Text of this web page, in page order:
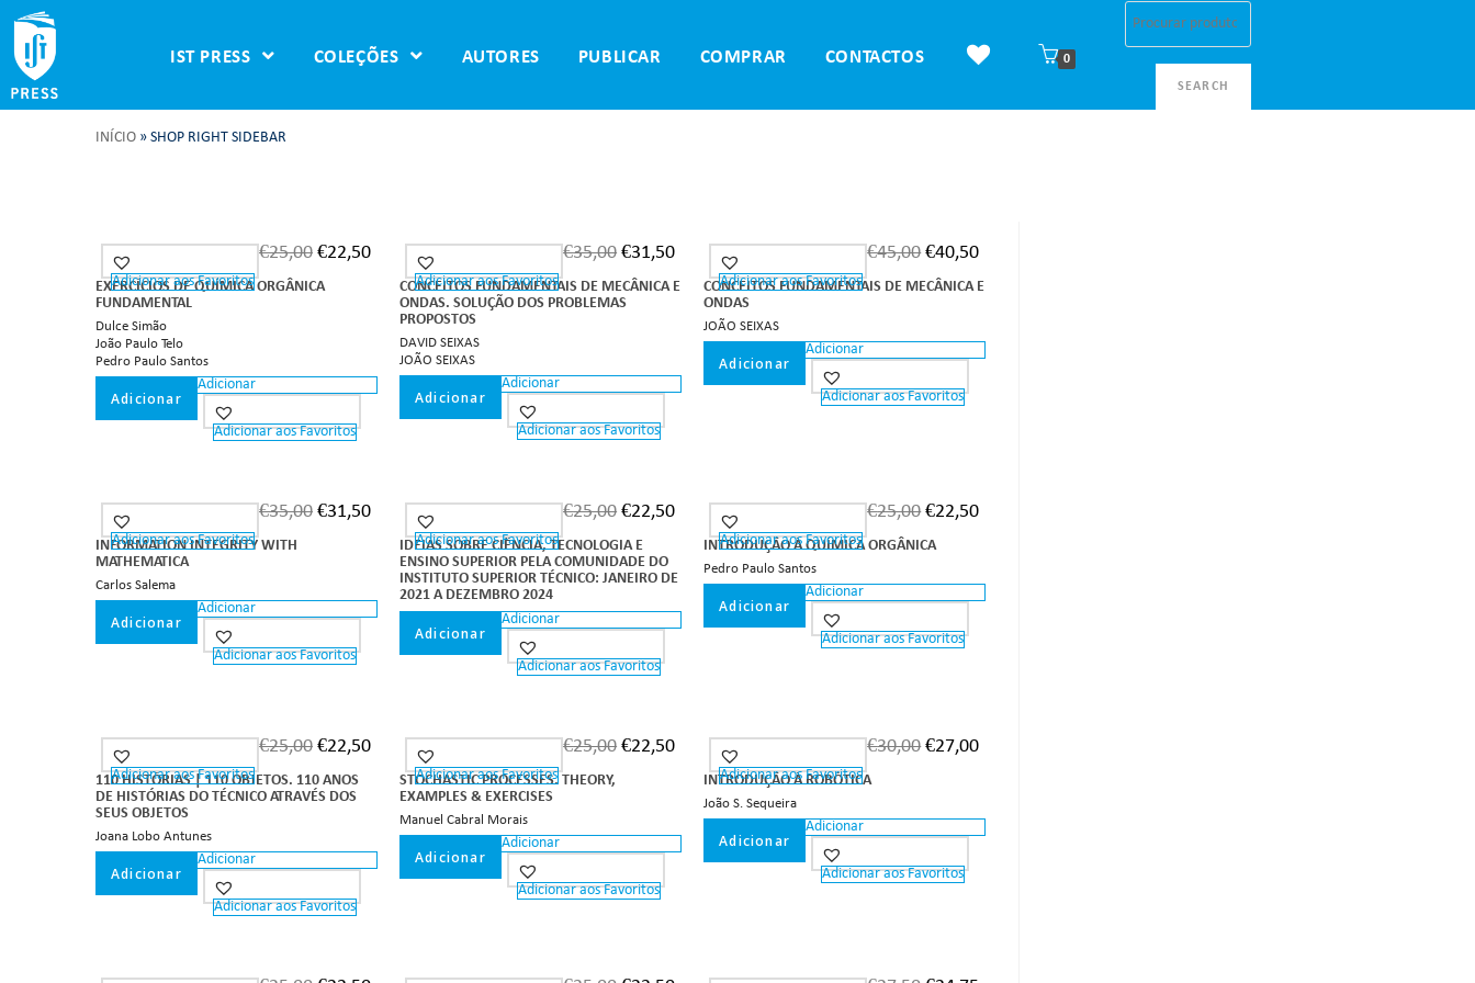
IST PRESS COLEÇÕES AUTORES PUBLICAR COMPRAR CONTACTOS 0
SEARCH
INÍCIO » SHOP RIGHT SIDEBAR
Adicionar aos Favoritos
€25,00 €22,50
EXERCÍCIOS DE QUÍMICA ORGÂNICA
FUNDAMENTAL
Dulce Simão
João Paulo Telo
Pedro Paulo Santos
Adicionar
Adicionar
Adicionar aos Favoritos
Adicionar aos Favoritos
€35,00 €31,50
CONCEITOS FUNDAMENTAIS DE MECÂNICA E
ONDAS. SOLUÇÃO DOS PROBLEMAS
PROPOSTOS
DAVID SEIXAS
JOÃO SEIXAS
Adicionar
Adicionar
Adicionar aos Favoritos
Adicionar aos Favoritos
€45,00 €40,50
CONCEITOS FUNDAMENTAIS DE MECÂNICA E
ONDAS
JOÃO SEIXAS
Adicionar
Adicionar
Adicionar aos Favoritos
Adicionar aos Favoritos
€35,00 €31,50
INFORMATION INTEGRITY WITH
MATHEMATICA
Carlos Salema
Adicionar
Adicionar
Adicionar aos Favoritos
Adicionar aos Favoritos
€25,00 €22,50
IDEIAS SOBRE CIÊNCIA, TECNOLOGIA E
ENSINO SUPERIOR PELA COMUNIDADE DO
INSTITUTO SUPERIOR TÉCNICO: JANEIRO DE
2021 A DEZEMBRO 2024
Adicionar
Adicionar
Adicionar aos Favoritos
Adicionar aos Favoritos
€25,00 €22,50
INTRODUÇÃO À QUÍMICA ORGÂNICA
Pedro Paulo Santos
Adicionar
Adicionar
Adicionar aos Favoritos
Adicionar aos Favoritos
€25,00 €22,50
110 HISTÓRIAS | 110 OBJETOS. 110 ANOS
DE HISTÓRIAS DO TÉCNICO ATRAVÉS DOS
SEUS OBJETOS
Joana Lobo Antunes
Adicionar
Adicionar
Adicionar aos Favoritos
Adicionar aos Favoritos
€25,00 €22,50
STOCHASTIC PROCESSES. THEORY,
EXAMPLES & EXERCISES
Manuel Cabral Morais
Adicionar
Adicionar
Adicionar aos Favoritos
Adicionar aos Favoritos
€30,00 €27,00
INTRODUÇÃO À ROBÓTICA
João S. Sequeira
Adicionar
Adicionar
Adicionar aos Favoritos